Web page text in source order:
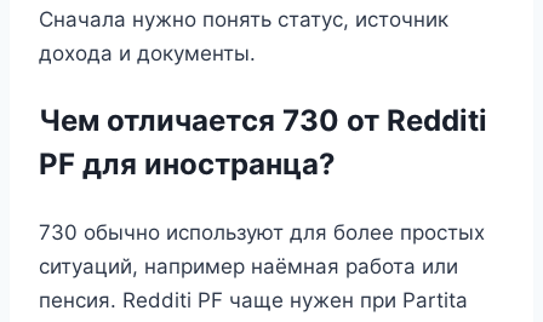
Сначала нужно понять статус, источник
дохода и документы.
Чем отличается 730 от Redditi
PF для иностранца?
730 обычно используют для более простых
ситуаций, например наёмная работа или
пенсия. Redditi PF чаще нужен при Partita